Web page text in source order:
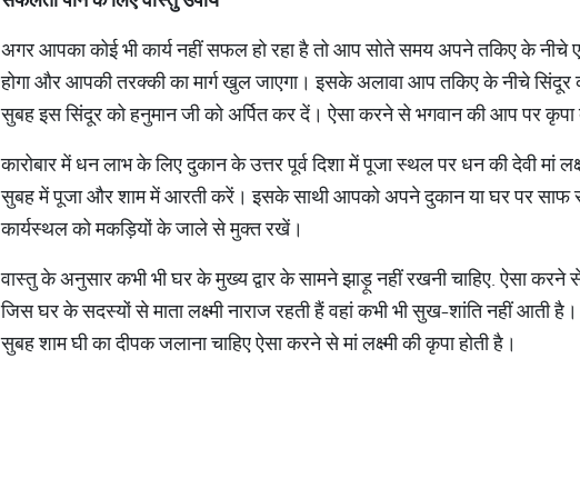
अगर आपका कोई भी कार्य नहीं सफल हो रहा है तो आप सोते समय अपने तकिए के
होगा और आपकी तरक्की का मार्ग खुल जाएगा। इसके अलावा आप तकिए के नीचे सिंदूर
सुबह इस सिंदूर को हनुमान जी को अर्पित कर दें। ऐसा करने से भगवान की आप पर कृपा
कारोबार में धन लाभ के लिए दुकान के उत्तर पूर्व दिशा में पूजा स्थल पर धन की देवी मां
सुबह में पूजा और शाम में आरती करें। इसके साथी आपको अपने दुकान या घर पर साफ
कार्यस्थल को मकड़ियों के जाले से मुक्त रखें।
वास्तु के अनुसार कभी भी घर के मुख्य द्वार के सामने झाड़ू नहीं रखनी चाहिए. ऐसा करने
जिस घर के सदस्यों से माता लक्ष्मी नाराज रहती हैं वहां कभी भी सुख-शांति नहीं आती
सुबह शाम घी का दीपक जलाना चाहिए ऐसा करने से मां लक्ष्मी की कृपा होती है।